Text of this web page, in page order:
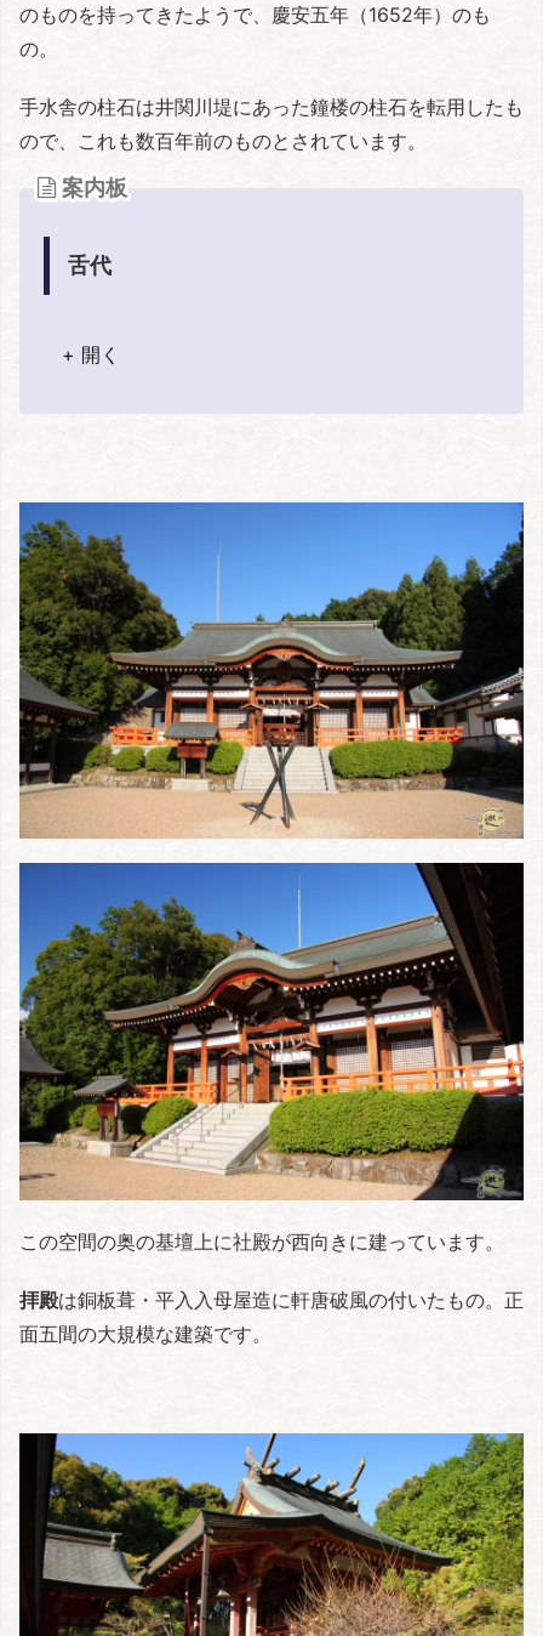
のものを持ってきたようで、慶安五年（1652年）のも
の。
手水舎の柱石は井関川堤にあった鐘楼の柱石を転用したも
ので、これも数百年前のものとされています。
案内板
舌代
+ 開く
この空間の奥の基壇上に社殿が西向きに建っています。
拝殿は銅板葺・平入入母屋造に軒唐破風の付いたもの。正
面五間の大規模な建築です。